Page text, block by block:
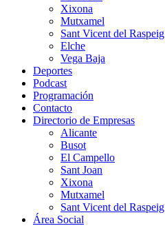
Xixona
Mutxamel
Sant Vicent del Raspeig
Elche
Vega Baja
Deportes
Podcast
Programación
Contacto
Directorio de Empresas
Alicante
Busot
El Campello
Sant Joan
Xixona
Mutxamel
Sant Vicent del Raspeig
Área Social